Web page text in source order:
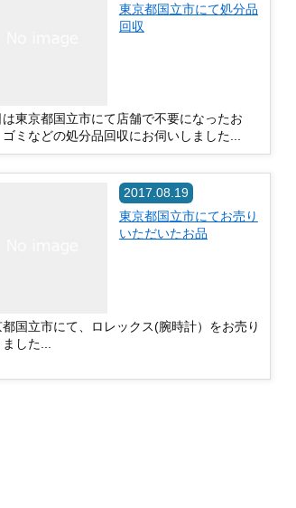
東京都国立市にて処分品
回収
は東京都国立市にて店舗で不要になったお
ゴミなどの処分品回収にお伺いしました...
2017.08.19
東京都国立市にてお売り
いただいたお品
国立市にて、ロレックス(腕時計）をお売り
した...